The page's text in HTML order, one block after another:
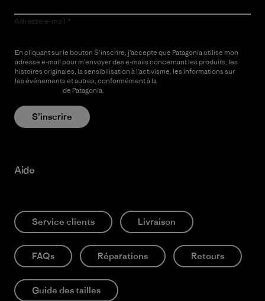
Adresse e-mail
En cliquant sur le bouton S’inscrire, j’accepte que Patagonia utilise mon
adresse e-mail pour m’envoyer des e-mails concernant les produits, les
histoires originales, la sensibilisation à l’activisme, les informations sur
les événements et autres, conformément à la
de Patagonia.
S’inscrire
Aide
Service clients Livraison
FAQs Réparations Retours
Guide des tailles